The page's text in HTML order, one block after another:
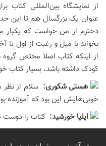
از نمایشگاه بین‌المللی کتاب
عنوان یک بزرگسال هم تا این
دخترم از من خواست که یکبار
بخوابد با میل و رغبت از اول تا
از اینکه کتاب اصلا مختص
کودک داشته باشد، بسیار کتاب
هستی شکوری:سلام از
خوبی‌هایش این بود که آموزنده
ایلیا خورشید: كتاب را دوست